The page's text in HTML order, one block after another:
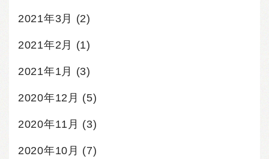
2021年3月 (2)
2021年2月 (1)
2021年1月 (3)
2020年12月 (5)
2020年11月 (3)
2020年10月 (7)